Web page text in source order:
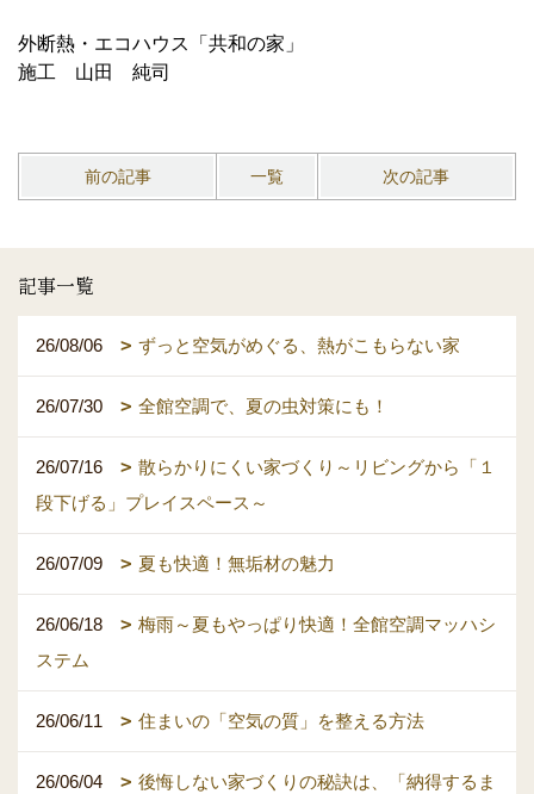
外断熱・エコハウス「共和の家」
施工 山田 純司
前の記事 一覧 次の記事
記事一覧
26/08/06 ずっと空気がめぐる、熱がこもらない家
26/07/30 全館空調で、夏の虫対策にも！
26/07/16
散らかりにくい家づくり～リビングから「１
段下げる」プレイスペース～
26/07/09 夏も快適！無垢材の魅力
26/06/18
梅雨～夏もやっぱり快適！全館空調マッハシ
ステム
26/06/11 住まいの「空気の質」を整える方法
26/06/04
後悔しない家づくりの秘訣は、「納得するま